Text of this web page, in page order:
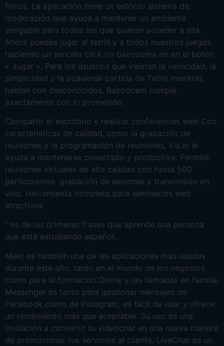
filtros. La aplicación tiene un estricto sistema de
moderación que ayuda a mantener un ambiente
amigable para todos los que quieran acceder a ella.
Ahora puedes jugar al tetris y a todos nuestros juegos
haciendo un sencillo click on bazoocma on en el boton
« Jugar ». Para los usuarios que valoran la velocidad, la
simplicidad y la ocasional partida de Tetris mientras
hablan con desconocidos, Bazoocam cumple
exactamente con lo prometido.
Compartir el escritorio y realizar conferencias web Con
características de calidad, como la grabación de
reuniones y la programación de reuniones, Vis.io le
ayuda a mantenerse conectado y productivo. Permite
reuniones virtuales de alta calidad con hasta 500
participantes, grabación de sesiones y transmisión en
vivo. Herramienta completa para seminarios web
atractivos
” es de las primeras frases que aprende una persona
que está estudiando español.
Meet es también una de las aplicaciones más usadas
durante este año, tanto en el mundo de los negocios
como para la formación Online y las llamadas en familia.
Messenger es tanto para gestionar mensajes de
Facebook como de Instagram, es fácil de usar y ofrece
un rendimiento más que aceptable. Su uso es una
invitación a convertir tu vídeochat en una nueva manera
de promocionar tus servicios al cliente. LiveChat es un